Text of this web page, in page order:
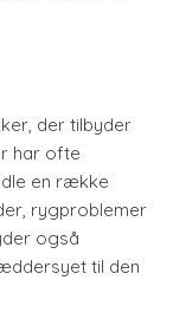
der tilbyder
har ofte
en række
rygproblemer
også
til den